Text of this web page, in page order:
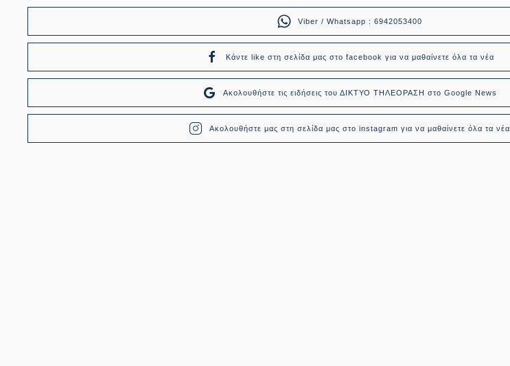
Viber / Whatsapp : 6942053400
Κάντε like στη σελίδα μας στο facebook για να μαθαίνετε όλα τα νέα
Ακολουθήστε τις ειδήσεις του ΔΙΚΤΥΟ ΤΗΛΕΟΡΑΣΗ στο Google News
Ακολουθήστε μας στη σελίδα μας στο instagram για να μαθαίνετε όλα τα νέα